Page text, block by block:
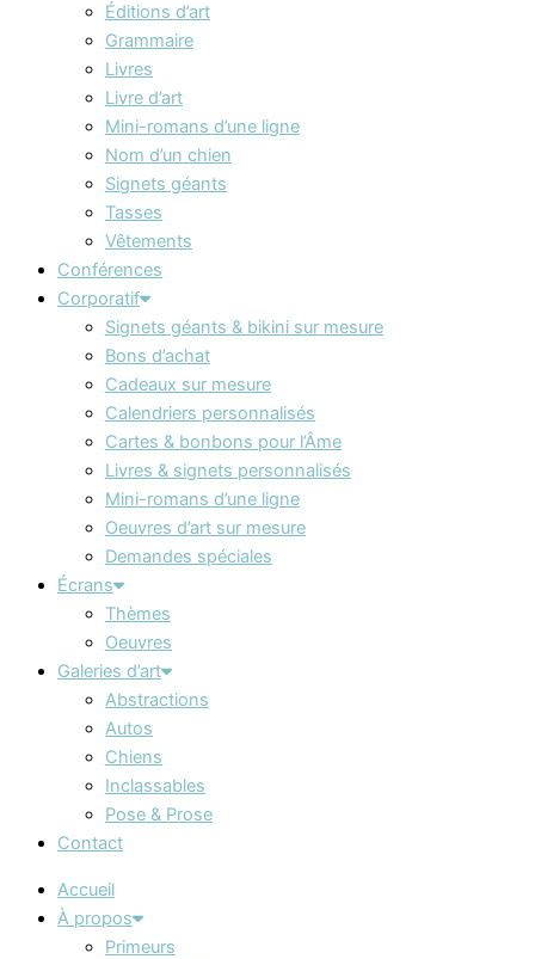
Éditions d’art
Grammaire
Livres
Livre d’art
Mini-romans d’une ligne
Nom d’un chien
Signets géants
Tasses
Vêtements
Conférences
Corporatif
Signets géants & bikini sur mesure
Bons d’achat
Cadeaux sur mesure
Calendriers personnalisés
Cartes & bonbons pour l’Âme
Livres & signets personnalisés
Mini-romans d’une ligne
Oeuvres d’art sur mesure
Demandes spéciales
Écrans
Thèmes
Oeuvres
Galeries d’art
Abstractions
Autos
Chiens
Inclassables
Pose & Prose
Contact
Accueil
À propos
Primeurs